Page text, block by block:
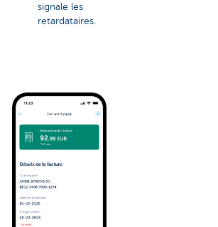
signale les
retardataires.